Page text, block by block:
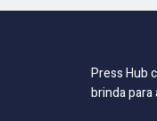
Press Hub
brinda